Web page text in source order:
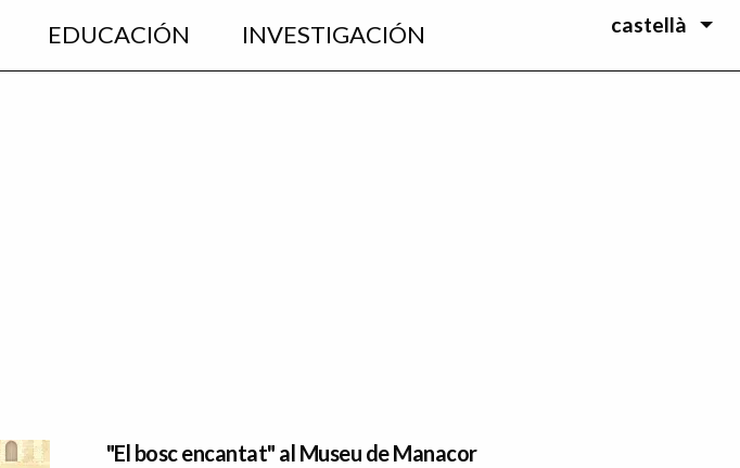
EDUCACIÓN INVESTIGACIÓN castellà
"El bosc encantat" al Museu de Manacor